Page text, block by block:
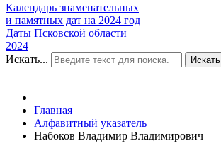
Календарь знаменательных
и памятных дат на 2024 год
Даты Псковской области
2024
Искать...
Искать
Главная
Алфавитный указатель
Набоков Владимир Владимирович